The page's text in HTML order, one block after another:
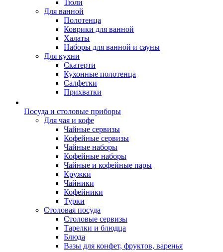
Тюли
Для ванной
Полотенца
Коврики для ванной
Халаты
Наборы для ванной и сауны
Для кухни
Скатерти
Кухонные полотенца
Салфетки
Прихватки
Посуда и столовые приборы
Для чая и кофе
Чайные сервизы
Кофейные сервизы
Чайные наборы
Кофейные наборы
Чайные и кофейные пары
Кружки
Чайники
Кофейники
Турки
Столовая посуда
Столовые сервизы
Тарелки и блюдца
Блюда
Вазы для конфет, фруктов, варенья